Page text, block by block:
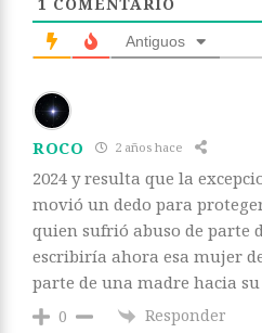
Antiguos
ROCO 2 años hace
2024 y resulta que la
movió un dedo para
quien sufrió abuso de parte
escribiría ahora esa mujer
parte de una madre hacia
0 Responder